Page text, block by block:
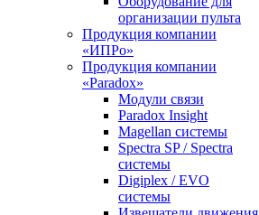
организации пульта
Продукция компании
«ИПРо»
Продукция компании
«Paradox»
Модули связи
Paradox Insight
Magellan системы
Spectra SP / Spectra
системы
Digiplex / EVO
системы